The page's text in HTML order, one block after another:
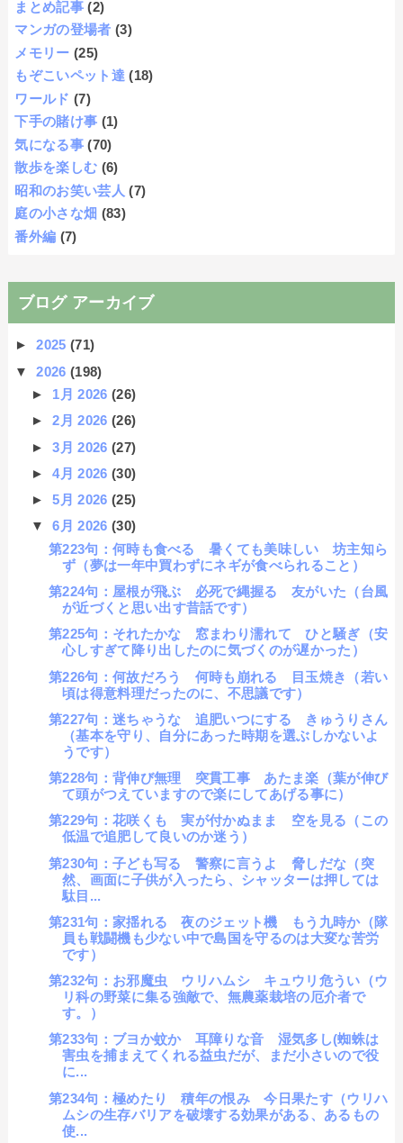
まとめ記事 (2)
マンガの登場者 (3)
メモリー (25)
もぞこいペット達 (18)
ワールド (7)
下手の賭け事 (1)
気になる事 (70)
散歩を楽しむ (6)
昭和のお笑い芸人 (7)
庭の小さな畑 (83)
番外編 (7)
ブログ アーカイブ
►2025(71)
▼2026(198)
► 1月 2026 (26)
►2月 2026 (26)
►3月 2026 (27)
►4月 2026 (30)
►5月 2026 (25)
▼6月 2026 (30)
第223句：何時も食べる 暑くても美味しい 坊主知ら
ず（夢は一年中買わずにネギが食べられること）
第224句：屋根が飛ぶ 必死で縄握る 友がいた（台風
が近づくと思い出す昔話です）
第225句：それたかな 窓まわり濡れて ひと騒ぎ（安
心しすぎて降り出したのに気づくのが遅かった）
第226句：何故だろう 何時も崩れる 目玉焼き（若い
頃は得意料理だったのに、不思議です）
第227句：迷ちゃうな 追肥いつにする きゅうりさん
（基本を守り、自分にあった時期を選ぶしかないよ
うです）
第228句：背伸び無理 突貫工事 あたま楽（葉が伸び
て頭がつえていますので楽にしてあげる事に）
第229句：花咲くも 実が付かぬまま 空を見る（この
低温で追肥して良いのか迷う）
第230句：子ども写る 警察に言うよ 脅しだな（突
然、画面に子供が入ったら、シャッターは押しては
駄目...
第231句：家揺れる 夜のジェット機 もう九時か（隊
員も戦闘機も少ない中で島国を守るのは大変な苦労
です）
第232句：お邪魔虫 ウリハムシ キュウリ危うい（ウ
リ科の野菜に集る強敵で、無農薬栽培の厄介者で
す。）
第233句：ブヨか蚊か 耳障りな音 湿気多し(蜘蛛は
害虫を捕まえてくれる益虫だが、まだ小さいので役
に...
第234句：極めたり 積年の恨み 今日果たす（ウリハ
ムシの生存バリアを破壊する効果がある、あるもの
使...